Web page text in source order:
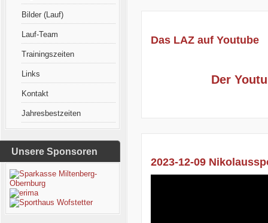
Bilder (Lauf)
Lauf-Team
Trainingszeiten
Links
Kontakt
Jahresbestzeiten
Unsere Sponsoren
Das LAZ auf Youtube
Der
2023-12-09